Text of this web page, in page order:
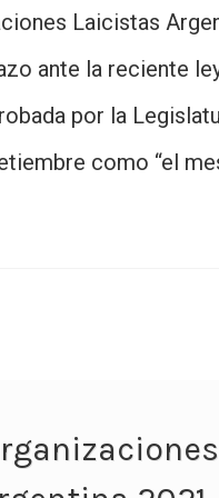
Laicistas
ante la reciente
por la
como “el